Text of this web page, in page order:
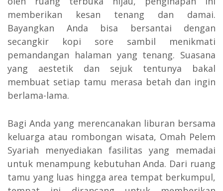
memberikan kesan tenang dan damai.
Bayangkan Anda bisa bersantai dengan
secangkir kopi sore sambil menikmati
pemandangan halaman yang tenang. Suasana
yang aestetik dan sejuk tentunya bakal
membuat setiap tamu merasa betah dan ingin
berlama-lama.
Bagi Anda yang merencanakan liburan bersama
keluarga atau rombongan wisata, Omah Pelem
Syariah menyediakan fasilitas yang memadai
untuk menampung kebutuhan Anda. Dari ruang
tamu yang luas hingga area tempat berkumpul,